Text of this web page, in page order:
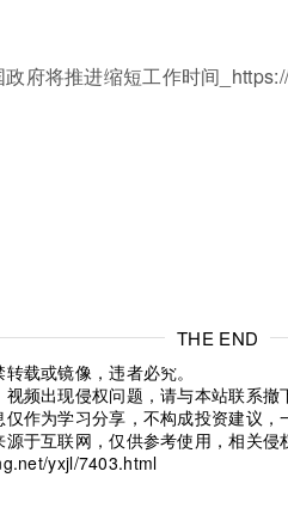
THE END
载或镜像，违者必究。
频出现侵权问题，请与本站联系撤
作为学习分享，不构成投资建议
于互联网，仅供参考使用，相关侵
yxjl/7403.html